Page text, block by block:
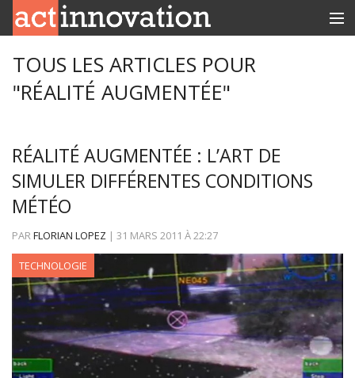
INNOBOX
TOUS LES ARTICLES POUR
"RÉALITÉ AUGMENTÉE"
RÉALITÉ AUGMENTÉE : L’ART DE
SIMULER DIFFÉRENTES CONDITIONS
MÉTÉO
PARFLORIAN LOPEZ | 31 MARS 2011 À22:27
TECHNOLOGIE